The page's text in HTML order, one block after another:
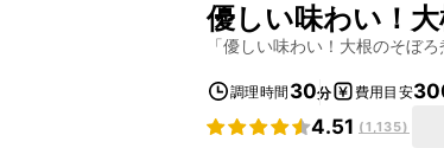
優しい味わい！
「優しい味わい！大根のそぼろ
調理時間 30分 費用目安
4.51 (1,135)